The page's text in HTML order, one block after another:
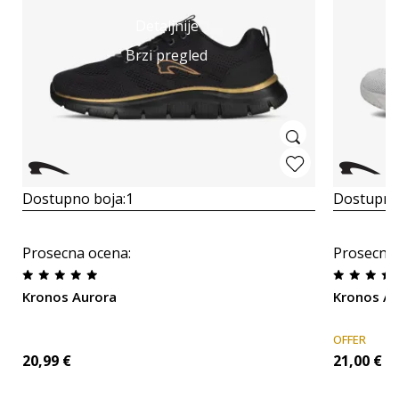
Detaljnije
Brzi pregled
Dostupno boja:1
Prosecna ocena:
Kronos Aurora
20,99 €
Kronos
OFFER
21,00 €